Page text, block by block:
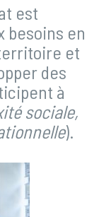
est
en
et
des
à
sociale,
).